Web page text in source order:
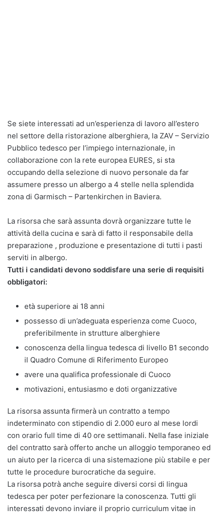
Se siete interessati ad un’esperienza di lavoro all’estero
nel settore della ristorazione alberghiera, la ZAV – Servizio
Pubblico tedesco per l’impiego internazionale, in
collaborazione con la rete europea EURES, si sta
occupando della selezione di nuovo personale da far
assumere presso un albergo a 4 stelle nella splendida
zona di Garmisch – Partenkirchen in Baviera.
La risorsa che sarà assunta dovrà organizzare tutte le
attività della cucina e sarà di fatto il responsabile della
preparazione , produzione e presentazione di tutti i pasti
serviti in albergo.
Tutti i candidati devono soddisfare una serie di requisiti
obbligatori:
età superiore ai 18 anni
possesso di un’adeguata esperienza come Cuoco,
preferibilmente in strutture alberghiere
conoscenza della lingua tedesca di livello B1 secondo
il Quadro Comune di Riferimento Europeo
avere una qualifica professionale di Cuoco
motivazioni, entusiasmo e doti organizzative
La risorsa assunta firmerà un contratto a tempo
indeterminato con stipendio di 2.000 euro al mese lordi
con orario full time di 40 ore settimanali. Nella fase iniziale
del contratto sarà offerto anche un alloggio temporaneo ed
un aiuto per la ricerca di una sistemazione più stabile e per
tutte le procedure burocratiche da seguire.
La risorsa potrà anche seguire diversi corsi di lingua
tedesca per poter perfezionare la conoscenza. Tutti gli
interessati devono inviare il proprio curriculum vitae in